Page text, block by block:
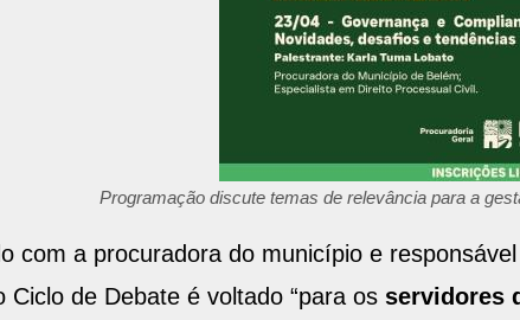
Programação discute temas de relevância para a
com a procuradora do município e
Ciclo de Debate é voltado “para os servidores